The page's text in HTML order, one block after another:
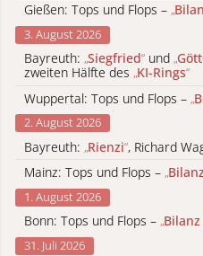
Gießen: Tops und Flops – „
3. August 2026
Bayreuth: „Siegfried“ und „
zweiten Hälfte des „KI-Rings“
Wuppertal: Tops und Flops – „
2. August 2026
Bayreuth: „Rienzi“, Richard
Mainz: Tops und Flops – „
1. August 2026
Bonn: Tops und Flops – „
31. Juli 2026